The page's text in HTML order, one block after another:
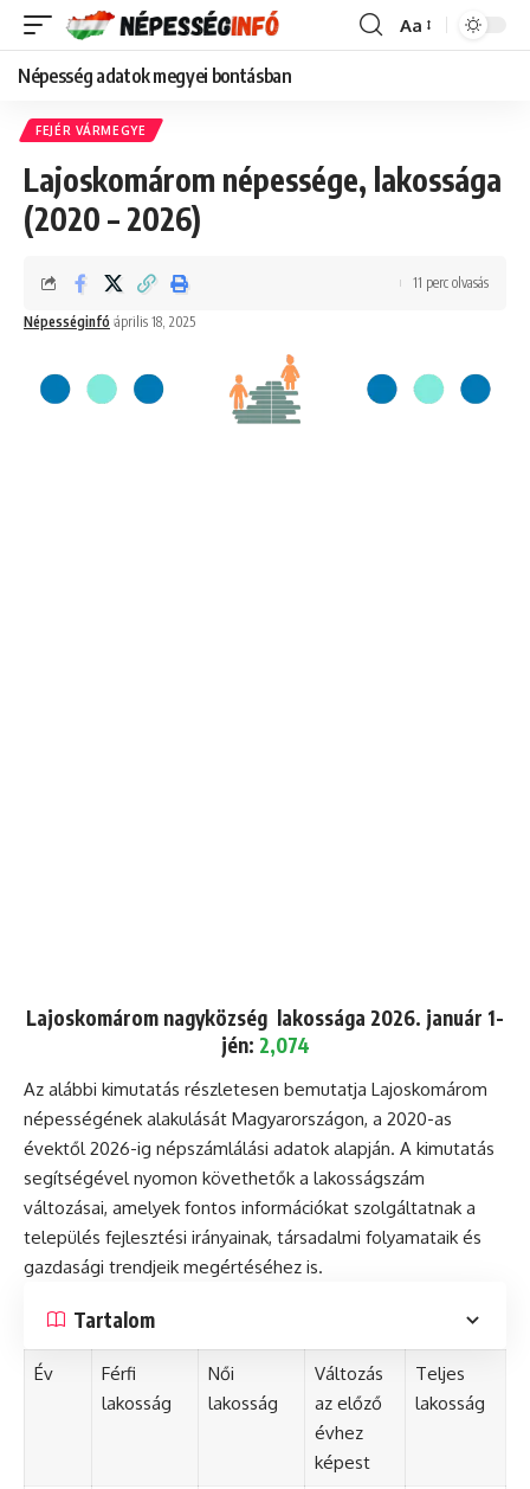
Font
Aa
Népesség adatok megyei bontásban
FEJÉR VÁRMEGYE
Lajoskomárom népessége, lakossága
(2020 – 2026)
Népességinfó április 18, 2025
11 perc olvasás
Lajoskomárom nagyközség lakossága 2026. január 1-
jén: 2,074
Az alábbi kimutatás részletesen bemutatja Lajoskomárom
népességének alakulását Magyarországon, a 2020-as
évektől 2026-ig népszámlálási adatok alapján. A kimutatás
segítségével nyomon követhetők a lakosságszám
változásai, amelyek fontos információkat szolgáltatnak a
település fejlesztési irányainak, társadalmi folyamataik és
gazdasági trendjeik megértéséhez is.
Tartalom
Év
Férfi
lakosság
Női
lakosság
Változás
az előző
évhez
képest
Teljes
lakosság